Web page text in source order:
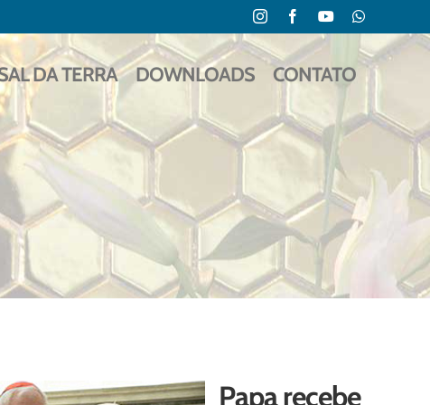
InstagramFacebookYouTubeWhatsApp
DA TERRA DOWNLOADS CONTATO
Papa recebe